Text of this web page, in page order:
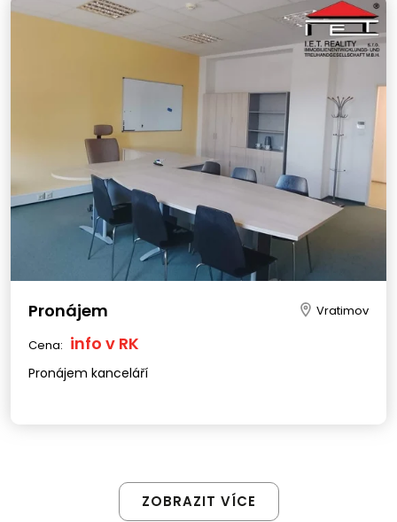
Pronájem Vratimov
Cena: info v RK
Pronájem kanceláří
ZOBRAZIT VÍCE